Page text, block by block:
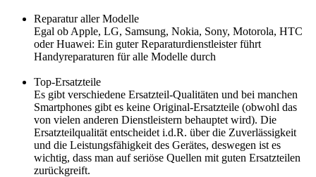
Reparatur aller Modelle
Egal ob Apple, LG, Samsung, Nokia, Sony, Motorola, HTC
oder Huawei: Ein guter Reparaturdienstleister führt
Handyreparaturen für alle Modelle durch
Top-Ersatzteile
Es gibt verschiedene Ersatzteil-Qualitäten und bei manchen
Smartphones gibt es keine Original-Ersatzteile (obwohl das
von vielen anderen Dienstleistern behauptet wird). Die
Ersatzteilqualität entscheidet i.d.R. über die Zuverlässigkeit
und die Leistungsfähigkeit des Gerätes, deswegen ist es
wichtig, dass man auf seriöse Quellen mit guten Ersatzteilen
zurückgreift.